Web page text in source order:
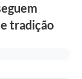
tradição